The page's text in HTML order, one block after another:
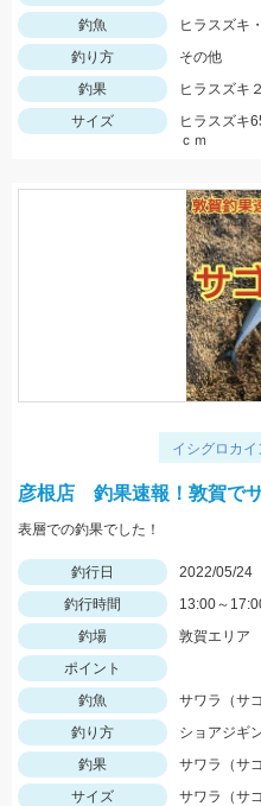
釣魚
ヒラスズキ
釣り方
その他
釣果
ヒラスズキ
サイズ
ヒラスズキ
ｃｍ
イシグロカ
彦根店 釣果速報！敦賀でサ
表層での釣果でした！
釣行日
2022/05/24
釣行時間
13:00～
釣場
敦賀エリア
ポイント
釣魚
サワラ（サ
釣り方
ショアジギ
釣果
サワラ（サ
サイズ
サワラ（サ